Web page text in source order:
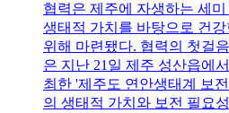
협력은 제주에 자생하는 세
생태적 가치를 바탕으로 건
위해 마련됐다. 협력의 첫걸
은 지난 21일 제주 성산읍에
최한 '제주도 연안생태계 보
의 생태적 가치와 보전 필요